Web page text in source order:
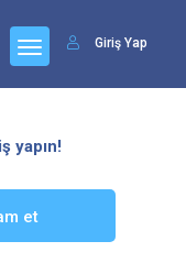
Giriş Yap
yapın!
et